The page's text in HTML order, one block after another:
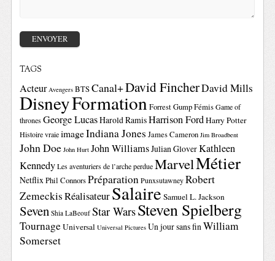
TAGS
Acteur Avengers BTSCanal+David FincherDavid Mills
DisneyFormationForrest GumpFémis Game of
thrones George LucasHarold RamisHarrison FordHarry Potter
Histoire vraie imageIndiana Jones James Cameron Jim Broadbent
John Doe John Hurt John WilliamsJulian GloverKathleen
Kennedy Les aventuriers de l’arche perdue MarvelMétier
NetflixPhil ConnorsPréparation Punxsutawney Robert
ZemeckisRéalisateurSalaire Samuel L. Jackson
Seven Shia LaBeouf Star WarsSteven Spielberg
TournageUniversal Universal Pictures Un jour sans finWilliam
Somerset